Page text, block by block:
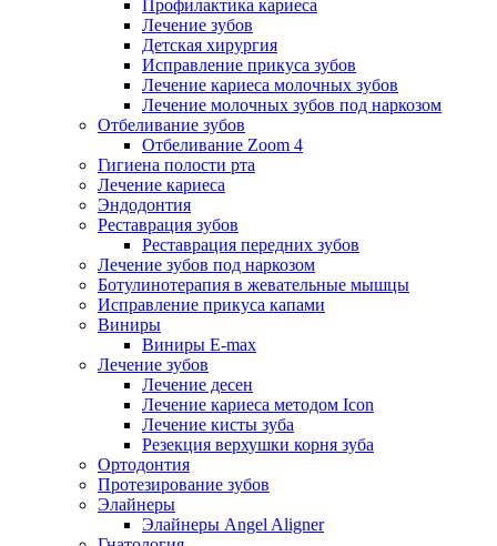
Профилактика кариеса
Лечение зубов
Детская хирургия
Исправление прикуса зубов
Лечение кариеса молочных зубов
Лечение молочных зубов под наркозом
Отбеливание зубов
Отбеливание Zoom 4
Гигиена полости рта
Лечение кариеса
Эндодонтия
Реставрация зубов
Реставрация передних зубов
Лечение зубов под наркозом
Ботулинотерапия в жевательные мышцы
Исправление прикуса капами
Виниры
Виниры E-max
Лечение зубов
Лечение десен
Лечение кариеса методом Icon
Лечение кисты зуба
Резекция верхушки корня зуба
Ортодонтия
Протезирование зубов
Элайнеры
Элайнеры Angel Aligner